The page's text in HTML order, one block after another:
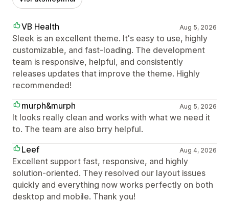
VB Health Aug 5, 2026
Sleek is an excellent theme. It's easy to use, highly
customizable, and fast-loading. The development
team is responsive, helpful, and consistently
releases updates that improve the theme. Highly
recommended!
murph&murph
Aug 5, 2026
It looks really clean and works with what we need it
to. The team are also brry helpful.
Leef
Aug 4, 2026
Excellent support fast, responsive, and highly
solution-oriented. They resolved our layout issues
quickly and everything now works perfectly on both
desktop and mobile. Thank you!